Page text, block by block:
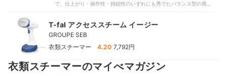
で、仕上がり・操作性・持続性のいずれにも秀でたバランス型の商品
ムの持続時間は13分50秒と非常に長く、1回の使用で数着を一気にケ
アしたい人にとってもおすすめといえます。さらにスチームボタンを
点も魅力です。仕上がりもよく、ノンアイロンシャツや形態安定シャ
体として清潔感のある見た目に整えることができ、スチーマーでしっ
かり仕上げたい人にとっても満足できるレベルでしょう。満水時の重
T-fal アクセススチーム イージー
GROUPE SEB
衣類スチーマー
4.20 7,792円
衣類スチーマーのマイべマガジン